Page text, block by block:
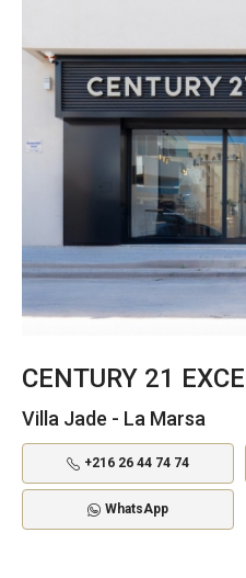
CENTURY 21
Villa Jade - La Marsa
+216 26 44 74 74
WhatsApp